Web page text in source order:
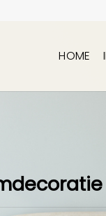
HOME